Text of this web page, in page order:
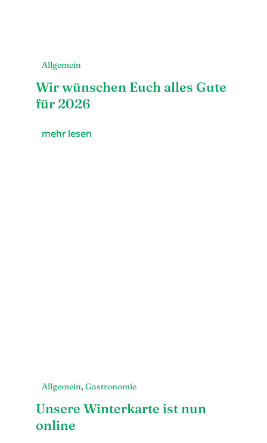
Allgemein
Wir wünschen Euch alles Gute
für 2026
mehr lesen
Allgemein, Gastronomie
Unsere Winterkarte ist nun
online